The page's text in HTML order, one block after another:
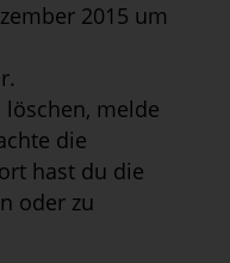
2015 um
melde
die
hast du die
oder zu